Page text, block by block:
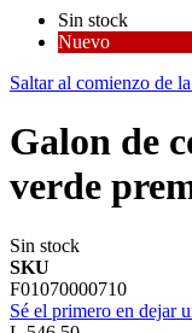
Sin stock
Nuevo
Saltar al comienzo de
Galon de
verde
Sin stock
SKU
F01070000710
Sé el primero en dejar